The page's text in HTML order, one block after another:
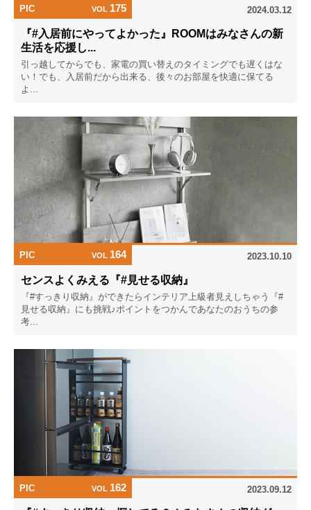
PIC VOL 175 2024.03.12
『#入居前にやってよかった』ROOMはみなさんの新
生活を応援し...
引っ越してからでも、家電の買い替えのタイミングでも遅くはな
い！でも、入居前だから出来る、後々のお部屋を快適に保てる
よ...
PIC VOL 164 2023.10.10
センスよくみえる『#見せる収納』
『#すっきり収納』ができたらインテリア上級者見えしちゃう『#
見せる収納』にも挑戦♪ポイントをつかんであなたのおうちの参
考...
PIC VOL 162 2023.09.12